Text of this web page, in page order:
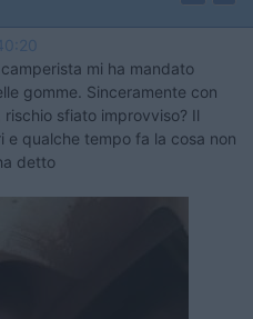
mi ha mandato
gomme. Sinceramente con
sfiato improvviso? Il
e qualche tempo fa la cosa non
detto